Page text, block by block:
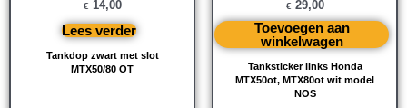
Tankdop zwart met slot
MTX50/80 OT
€ 14,00
Lees verder
Tanksticker links Honda
MTX50ot, MTX80ot wit model
NOS
€ 29,00
Toevoegen aan
winkelwagen